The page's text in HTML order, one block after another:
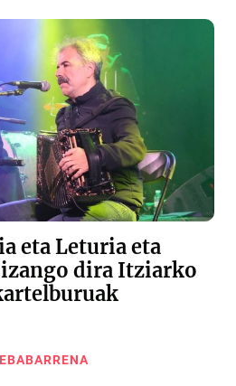
eta Leturia eta
dira Itziarko